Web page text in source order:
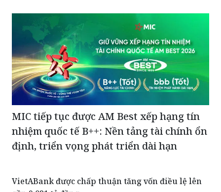
TIN CÙNG CHUYÊN MỤC
MIC tiếp tục được AM Best xếp hạng tín
định, triển vọng phát triển dài hạn